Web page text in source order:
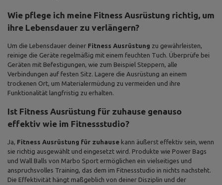
Wie pflege ich meine Fitness Ausrüstung richtig, um
ihre Lebensdauer zu verlängern?
Um die Lebensdauer deiner Fitness Ausrüstung zu gewährleisten,
reinige die Geräte regelmäßig mit einem feuchten Tuch. Überprüfe bei
Geräten mit Befestigungen, wie zum Beispiel Steppern, alle
Verbindungen auf festen Sitz. Lagere die Ausrüstung an einem
trockenen Ort, um Materialermüdung zu vermeiden und ihre
Funktionalität langfristig zu erhalten.
Ist Fitness Ausrüstung für zuhause genauso
effektiv wie im Fitnessstudio?
Ja, Fitness Ausrüstung für zuhause kann äußerst effektiv sein, wenn
sie richtig ausgewählt und eingesetzt wird. Produkte wie Power Bags
und Wall Balls von Marbo Sport ermöglichen ein vielseitiges und
anspruchsvolles Training, das dem im Fitnessstudio in nichts nachsteht.
Die Effektivität hängt maßgeblich von deiner Disziplin und der